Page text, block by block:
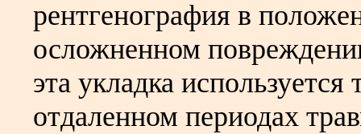
рентгенография в
осложненном
эта укладка
отдаленном периодах